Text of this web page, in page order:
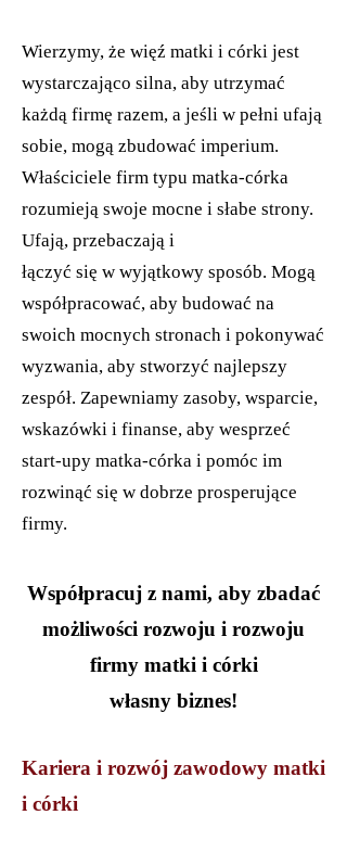
Wierzymy, że więź matki i córki jest
wystarczająco silna, aby utrzymać
każdą firmę razem, a jeśli w pełni ufają
sobie, mogą zbudować imperium.
Właściciele firm typu matka-córka
rozumieją swoje mocne i słabe strony.
Ufają, przebaczają i
łączyć się w wyjątkowy sposób. Mogą
współpracować, aby budować na
swoich mocnych stronach i pokonywać
wyzwania, aby stworzyć najlepszy
zespół. Zapewniamy zasoby, wsparcie,
wskazówki i finanse, aby wesprzeć
start-upy matka-córka i pomóc im
rozwinąć się w dobrze prosperujące
firmy.
Współpracuj z nami, aby zbadać
możliwości rozwoju i rozwoju
firmy matki i córki
własny biznes!
Kariera i rozwój zawodowy matki
i córki